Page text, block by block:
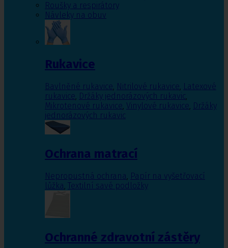
Roušky a respirátory
Návleky na obuv
Rukavice
Bavlněné rukavice, Nitrilové rukavice, Latexové
rukavice, Držáky jednorázových rukavic,
Mikrotenové rukavice, Vinylové rukavice, Držáky
jednorázových rukavic
Ochrana matrací
Nepropustná ochrana, Papír na vyšetřovací
lůžka, Textilní savé podložky
Ochranné zdravotní zástěry